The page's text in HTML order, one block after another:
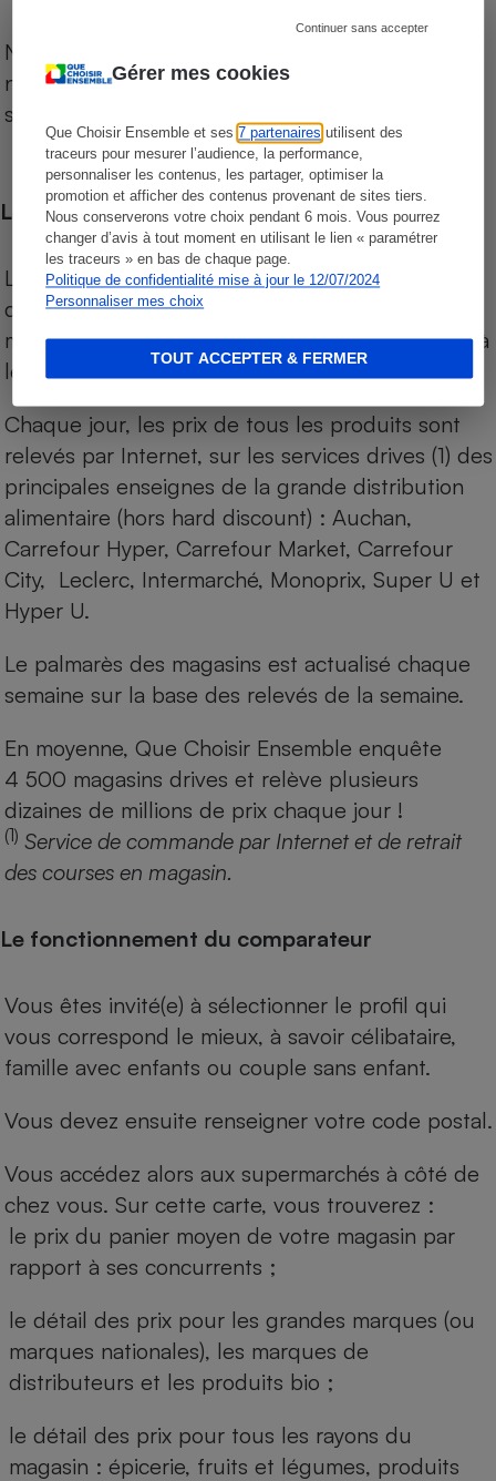
Gérer mes cookies
Que Choisir Ensemble et ses7 partenaires utilisent des
traceurs pour mesurer l’audience, la performance,
personnaliser les contenus, les partager, optimiser la
promotion et afficher des contenus provenant de sites tiers.
Nous conserverons votre choix pendant 6 mois. Vous pourrez
changer d’avis à tout moment en utilisant le lien « paramétrer
les traceurs » en bas de chaque page.
Politique de confidentialité mise à jour le 12/07/2024
Personnaliser mes choix
Continuer sans accepter
TOUT ACCEPTER & FERMER
Notre comparateur de supermarchés propose le
niveau de prix des supermarchés, géolocalisés
sur le territoire français.
Les comparaisons de prix
Les comparaisons sont réalisées sur l’ensemble
des produits des magasins. Les produits de
marques de distributeurs (MDD) sont comparés à
leurs équivalents chez leurs concurrents.
Chaque jour, les prix de tous les produits sont
relevés par Internet, sur les services drives (1) des
principales enseignes de la grande distribution
alimentaire (hors hard discount) : Auchan,
Carrefour Hyper, Carrefour Market, Carrefour
City, Leclerc, Intermarché, Monoprix, Super U et
Hyper U.
Le palmarès des magasins est actualisé chaque
semaine sur la base des relevés de la semaine.
En moyenne, Que Choisir Ensemble enquête
4 500 magasins drives et relève plusieurs
dizaines de millions de prix chaque jour !
(1) Service de commande par Internet et de retrait
des courses en magasin.
Le fonctionnement du comparateur
Vous êtes invité(e) à sélectionner le profil qui
vous correspond le mieux, à savoir célibataire,
famille avec enfants ou couple sans enfant.
Vous devez ensuite renseigner votre code postal.
Vous accédez alors aux supermarchés à côté de
chez vous. Sur cette carte, vous trouverez :
le prix du panier moyen de votre magasin par
rapport à ses concurrents ;
le détail des prix pour les grandes marques (ou
marques nationales), les marques de
distributeurs et les produits bio ;
le détail des prix pour tous les rayons du
magasin : épicerie, fruits et légumes, produits